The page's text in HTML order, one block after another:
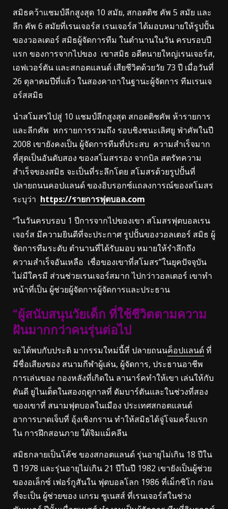
สมิธคว้าแชมป์ลีกสูงสุด 10 สมัย, สกอตติช คัพ 5 สมัย และ
ลีก คัพ 6 สมัยที่เรนเจอร์ส เรนเจอร์ส ได้มอบหมายให้รูปปั้น
ของวอลเตอร์ สมิธผู้จัดการทีม ในตํานานในวัน ครบรอบปี
แรก ของการจากไปของ เขาสมิธ อดีตนายใหญ่เรนเจอร์ส,
เอฟเวอร์ตัน และสกอตแลนด์ เสียชีวิตด้วยวัย 73 ปี เมื่อวันที่
26 ตุลาคมปีที่แล้ว ในสองคาถาในฐานะผู้จัดการ ทีมเรนเจ
อร์สสมิธ
นําสโมสรไปสู่ 10 แชมป์ลีกสูงสุด สกอตติชคัพ ห้ารายการ
และลีกคัพ หกรายการรวมถึง รอบชิงชนะเลิศยู ฟ่าคัพในปี
2008 เขายังคงเป็น ผู้จัดการทีมที่ประสบ ความสําเร็จมาก
ที่สุดเป็นอันดับสอง ของสโมสรรอง จากบิล สตรัทความ
สําเร็จของสมิธ จะเป็นที่ระลึกโดย สโมสรด้วยรูปปั้นที่
ปลายถนนคอปแลนด์ ของอิบรอกซ์แถลงการณ์ของสโมสร
ระบุว่า https://รายการฟุตบอล.com
“ในวันครบรอบ 1 ปีการจากไปของเขา สโมสรฟุตบอลเรน
เจอร์ส มีความยินดีที่จะประกาศ รูปปั้นของวอลเตอร์ สมิธ ผู้
จัดการทีมระดับ ตํานานที่ได้รับมอบ หมายให้รําลึกถึง
ความสําเร็จอันเหลือ เชื่อของเขาที่สโมสร”ในยุคปัจจุบัน
ไม่มีใครมี ส่วนช่วยเรนเจอร์สมาก ไปกว่าวอลเตอร์ เขาทํา
หน้าที่เป็น ผู้ช่วยผู้จัดการผู้จัดการและประธาน
“ผู้สนับสนุนวัยเด็ก ที่ใช้ชีวิตตามความ
ฝันมากกว่าคนรุ่นต่อไป
จะได้พบกับประติ มากรรมใหม่นี้ที่ ปลายถนนค็อปแลนด์ที่
มีชื่อเสียงของ สนามกีฬาผู้เล่น, ผู้จัดการ, ประธานอาชีพ
การเล่นของ กองหลังที่เกิดใน ลานาร์คทําให้เขา เล่นให้กับ
ดันดี ยูไนเต็ดในสองฤดูกาลที่ ดัมบาร์ตันและในช่วงที่สอง
ของเขาที่ สนามฟุตบอลในเมือง ประเทศสกอตแลนด์
อาการบาดเจ็บที่ อุ้งเชิงกราน ทําให้สมิธได้จู่โจมครั้งแรก
ใน การฝึกสอนภาย ใต้จิมแม็คลีน
สมิธกลายเป็นโค้ช ของสกอตแลนด์ รุ่นอายุไม่เกิน 18 ปีใน
ปี 1978 และรุ่นอายุไม่เกิน 21 ปีในปี 1982 เขายังเป็นผู้ช่วย
ของอเล็กซ์ เฟอร์กูสันใน ฟุตบอลโลก 1986 ที่เม็กซิโก ก่อน
ที่จะเป็น ผู้ช่วยของ แกรม ซูเนสส์ ที่เรนเจอร์สในช่วง